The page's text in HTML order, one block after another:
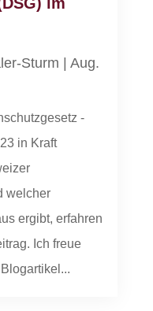
Sturm
Aug.
-
in Kraft
welcher
ergibt, erfahren
Ich freue